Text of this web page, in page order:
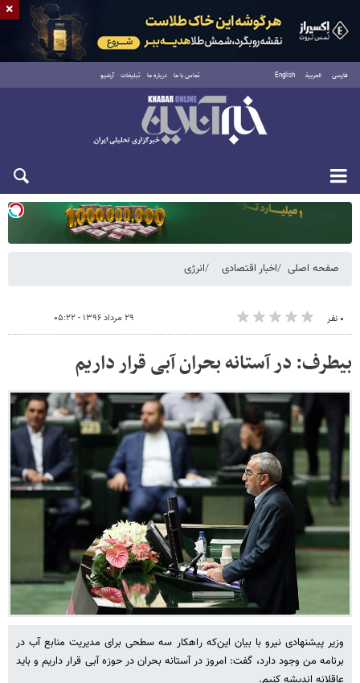
فارسی العربية English تماس با ما درباره ما تبلیغات آرشیو
یکشنبه ۱۸ مرداد ۱۴۰۵
صفحه اصلی اخبار اقتصادی انرژی
۰ نفر ۲۹ مرداد ۱۳۹۶ - ۰۵:۲۲
بیطرف: در آستانه بحران آبی قرار داریم
وزیر پیشنهادی نیرو با بیان این‌که راهکار سه سطحی برای مدیریت منابع آب در
برنامه من وجود دارد، گفت: امروز در آستانه بحران در حوزه آبی قرار داریم و باید
×